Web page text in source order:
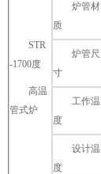
STR
-1700度
高温
管式炉
炉管材
质
炉管尺
寸
工作温
度
设计温
度